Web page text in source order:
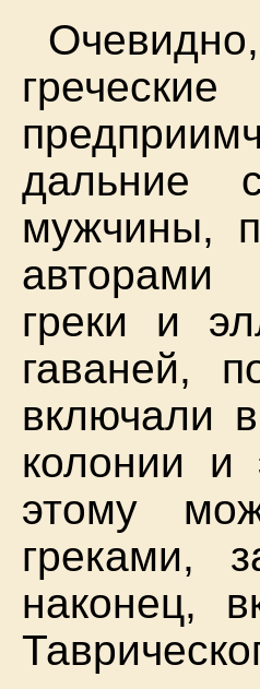
дальние
мужчины,
авторами
греки и
гаваней,
включали
колонии и
этому
греками,
наконец,